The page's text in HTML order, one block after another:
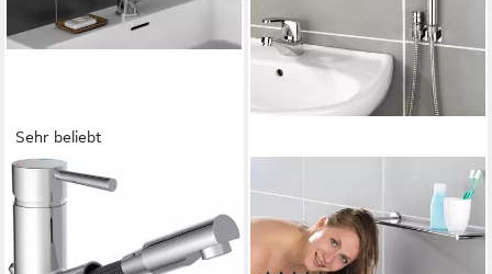
Sehr beliebt
SCHÜTTE
Waschtischarmatur Cornwall
mit herausziehbarer
Haarbrause, mit Zugstange,
Waschbeckendusche,
Waschbeckenbrause mit Duo
Haken